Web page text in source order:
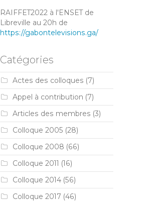
RAIFFET2022 à l'ENSET de
Libreville au 20h de
https://gabontelevisions.ga/
Catégories
Actes des colloques (7)
Appel à contribution (7)
Articles des membres (3)
Colloque 2005 (28)
Colloque 2008 (66)
Colloque 2011 (16)
Colloque 2014(56)
Colloque 2017 (46)